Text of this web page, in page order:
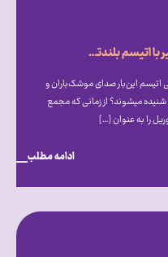
جنگ که آغاز شد، صداها برای افراد درگیر با اتیسم بلندتر شد
این‌بار صدای موشک‌باران و
نفیر جنگ است در ایران و خاورمیانه. این صداها شنیده می‎شوند؟ از زمانی که مجمع
ادامه مطلب